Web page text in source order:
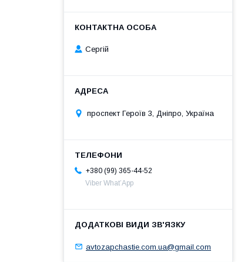
Сергій
проспект Героїв 3, Дніпро, Україна
+380 (99) 365-44-52
Viber What’App
avtozapchastie.com.ua@gmail.com